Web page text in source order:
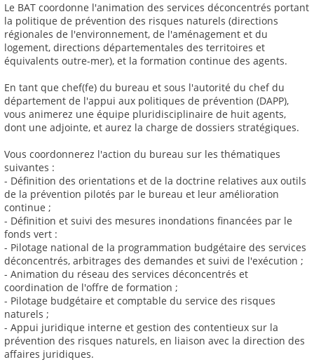
Le BAT coordonne l'animation des services déconcentrés portant
la politique de prévention des risques naturels (directions
régionales de l'environnement, de l'aménagement et du
logement, directions départementales des territoires et
équivalents outre-mer), et la formation continue des agents.
En tant que chef(fe) du bureau et sous l'autorité du chef du
département de l'appui aux politiques de prévention (DAPP),
vous animerez une équipe pluridisciplinaire de huit agents,
dont une adjointe, et aurez la charge de dossiers stratégiques.
Vous coordonnerez l'action du bureau sur les thématiques
suivantes :
- Définition des orientations et de la doctrine relatives aux outils
de la prévention pilotés par le bureau et leur amélioration
continue ;
- Définition et suivi des mesures inondations financées par le
fonds vert :
- Pilotage national de la programmation budgétaire des services
déconcentrés, arbitrages des demandes et suivi de l'exécution ;
- Animation du réseau des services déconcentrés et
coordination de l'offre de formation ;
- Pilotage budgétaire et comptable du service des risques
naturels ;
- Appui juridique interne et gestion des contentieux sur la
prévention des risques naturels, en liaison avec la direction des
affaires juridiques.